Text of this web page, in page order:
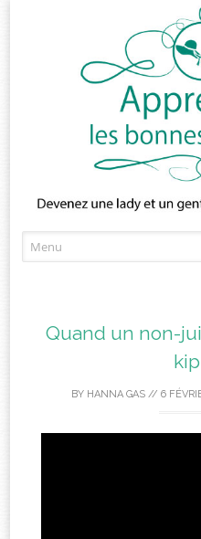
Quand un non-
BY HANNA GAS// 6